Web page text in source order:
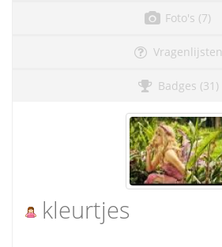
Foto's (7)
Vragenlijsten
Badges (31)
kleurtjes